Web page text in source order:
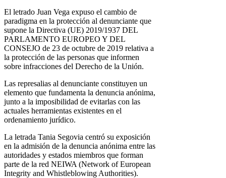
El letrado Juan Vega expuso el cambio de
paradigma en la protección al denunciante que
supone la Directiva (UE) 2019/1937 DEL
PARLAMENTO EUROPEO Y DEL
CONSEJO de 23 de octubre de 2019 relativa a
la protección de las personas que informen
sobre infracciones del Derecho de la Unión.
Las represalias al denunciante constituyen un
elemento que fundamenta la denuncia anónima,
junto a la imposibilidad de evitarlas con las
actuales herramientas existentes en el
ordenamiento jurídico.
La letrada Tania Segovia centró su exposición
en la admisión de la denuncia anónima entre las
autoridades y estados miembros que forman
parte de la red NEIWA (Network of European
Integrity and Whistleblowing Authorities).